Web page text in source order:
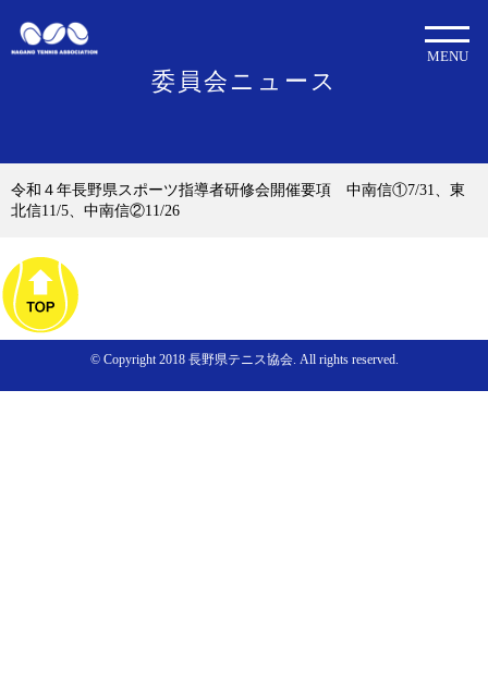
委員会ニュース
MENU
令和４年長野県スポーツ指導者研修会開催要項 中南信①7/31、東
北信11/5、中南信②11/26
© Copyright 2018 長野県テニス協会. All rights reserved.